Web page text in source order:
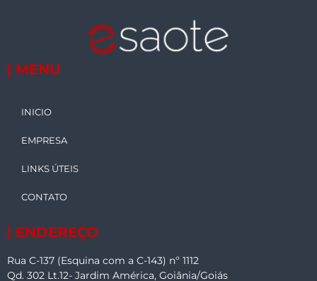
| MENU
INICIO
EMPRESA
LINKS ÚTEIS
CONTATO
| ENDEREÇO
Rua C-137 (Esquina com a C-143) nº 1112
Qd. 302 Lt.12- Jardim América, Goiânia/Goiás